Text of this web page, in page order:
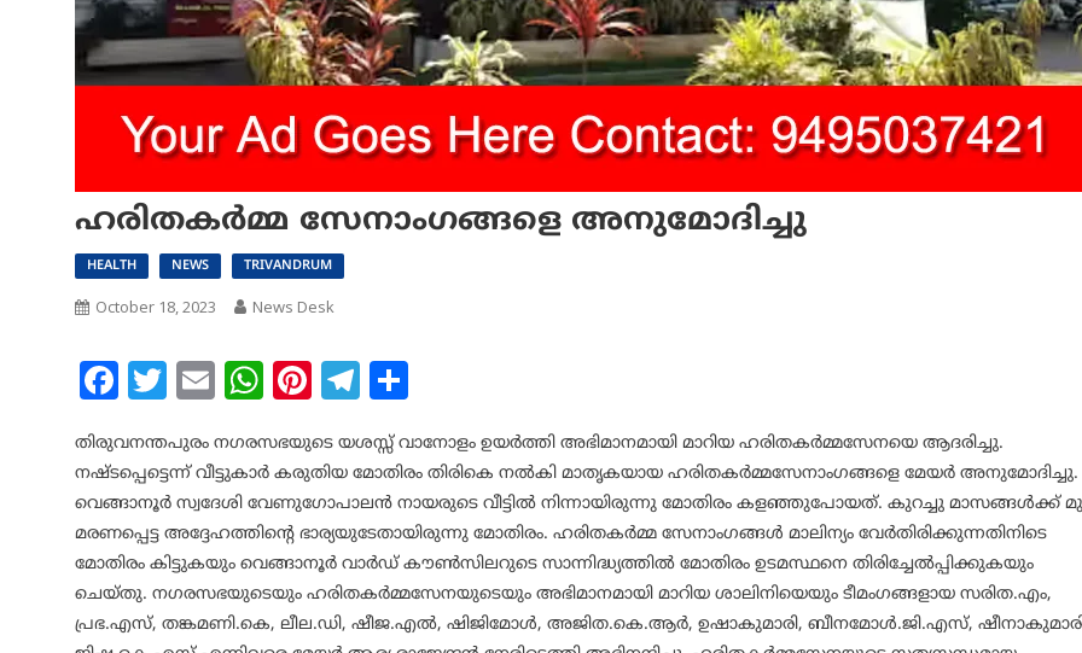
ഹരിതകര്‍മ്മ സേനാംഗങ്ങളെ അനുമോദിച്ചു
HEALTH NEWS TRIVANDRUM
October 18, 2023 News Desk
Facebook
Twitter
EmailWhatsApp
Pinterest
Telegram
തിരുവനന്തപുരം നഗരസഭയുടെ യശസ്സ് വാനോളം ഉയര്‍ത്തി അഭിമാനമായി മാറിയ ഹരിതകര്‍മ്മസേനയെ ആദരിച്ചു.
നഷ്ടപ്പെട്ടെന്ന് വീട്ടുകാര്‍ കരുതിയ മോതിരം തിരികെ നല്‍കി മാതൃകയായ ഹരിതകര്‍മ്മസേനാംഗങ്ങളെ മേയര്‍ അനുമോദിച്ചു.
വെങ്ങാനൂര്‍ സ്വദേശി വേണുഗോപാലന്‍ നായരുടെ വീട്ടില്‍ നിന്നായിരുന്നു മോതിരം കളഞ്ഞുപോയത്. കുറച്ചു മാസങ്ങള്‍ക്ക്
മരണപ്പെട്ട അദ്ദേഹത്തിന്റെ ഭാര്യയുടേതായിരുന്നു മോതിരം. ഹരിതകര്‍മ്മ സേനാംഗങ്ങള്‍ മാലിന്യം വേര്‍തിരിക്കുന്നതിനിടെ
മോതിരം കിട്ടുകയും വെങ്ങാനൂര്‍ വാര്‍ഡ് കൗണ്‍സിലറുടെ സാന്നിദ്ധ്യത്തില്‍ മോതിരം ഉടമസ്ഥനെ തിരിച്ചേല്‍പ്പിക്കുകയും
ചെയ്തു. നഗരസഭയുടെയും ഹരിതകര്‍മ്മസേനയുടെയും അഭിമാനമായി മാറിയ ശാലിനിയെയും ടീമംഗങ്ങളായ സരിത.എം,
പ്രഭ.എസ്, തങ്കമണി.കെ, ലീല.ഡി, ഷീജ.എല്‍, ഷിജിമോള്‍, അജിത.കെ.ആര്‍, ഉഷാകുമാരി, ബീനമോള്‍.ജി.എസ്,